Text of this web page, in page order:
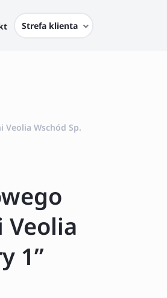
Strefa klienta
Veolia Wschód Sp.
Veolia
1”